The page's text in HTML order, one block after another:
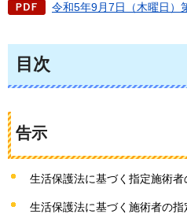
令和5年9月7日（木曜日）
目次
告示
生活保護法に基づく指定施術者
生活保護法に基づく施術者の指